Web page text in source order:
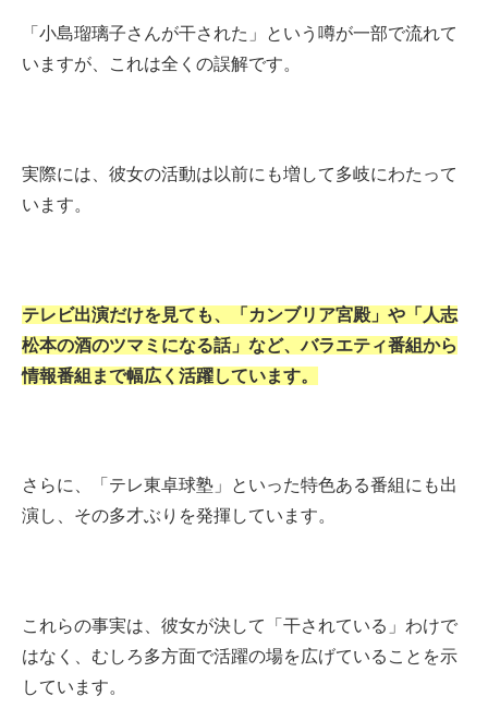
「小島瑠璃子さんが干された」という噂が一部で流れて
いますが、これは全くの誤解です。
実際には、彼女の活動は以前にも増して多岐にわたって
います。
テレビ出演だけを見ても、「カンブリア宮殿」や「人志
松本の酒のツマミになる話」など、バラエティ番組から
情報番組まで幅広く活躍しています。
さらに、「テレ東卓球塾」といった特色ある番組にも出
演し、その多才ぶりを発揮しています。
これらの事実は、彼女が決して「干されている」わけで
はなく、むしろ多方面で活躍の場を広げていることを示
しています。